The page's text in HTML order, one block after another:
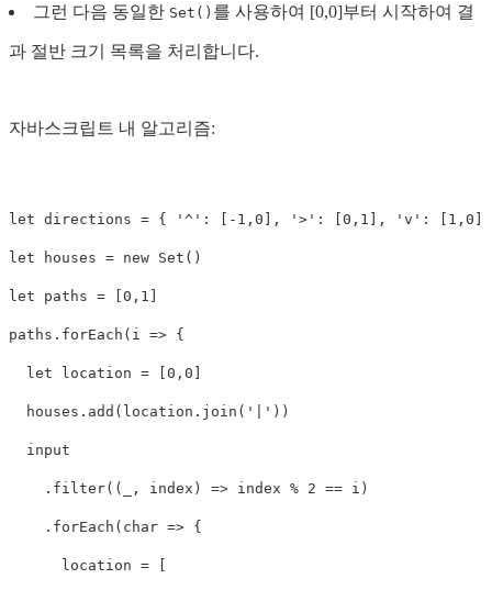
그런 다음 동일한 Set() 를 사용하여 [0,0]부터 시작하여 결
과 절반 크기 목록을 처리합니다.
자바스크립트 내 알고리즘:
let directions = { ' ^ ' : [ - 1 , 0 ], ' > ' : [0 , 1 ], ' v ' : [ 1 , 0 ],
let houses = new Set ()
let paths = [0 , 1 ]
paths . forEach ( i => {
let location = [0 , 0 ]
houses . add ( location . join ( ' ' ))
input
. filter(( , index ) => index % 2 == i )
. forEach ( char => {
location = [